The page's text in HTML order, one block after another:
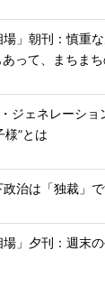
」朝刊：慎重
って、まちまち
ジェネレーショ
”とは
治は「独裁」で
」夕刊：週末